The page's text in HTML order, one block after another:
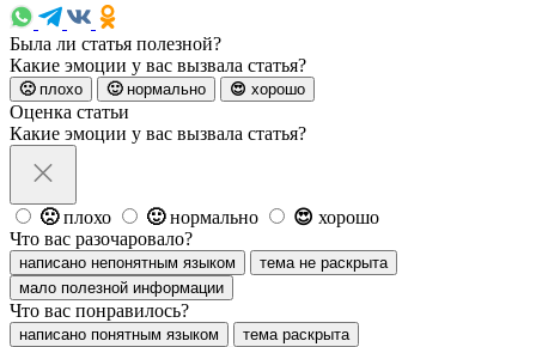
Была ли статья полезной?
Какие эмоции у вас вызвала статья?
🙁 плохо 🙂 нормально 😍 хорошо
Оценка статьи
Какие эмоции у вас вызвала статья?
🙁 плохо 🙂 нормально 😍 хорошо
Что вас разочаровало?
написано непонятным языком
тема не раскрыта
мало полезной информации
Что вас понравилось?
написано понятным языком
тема раскрыта